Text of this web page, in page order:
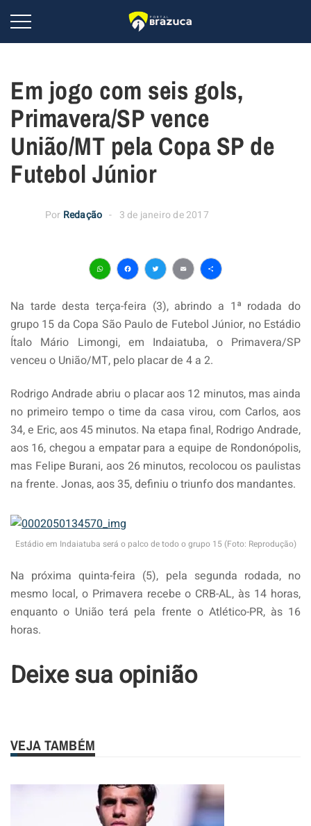
Em jogo com seis gols,
Primavera/SP vence
União/MT pela Copa SP de
Futebol Júnior
Por Redação 3 de janeiro de 2017
WhatsApp
Facebook
Twitter
EmailShare
Na tarde desta terça-feira (3), abrindo a 1ª rodada do
grupo 15 da Copa São Paulo de Futebol Júnior, no Estádio
Ítalo Mário Limongi, em Indaiatuba, o Primavera/SP
venceu o União/MT, pelo placar de 4 a 2.
Rodrigo Andrade abriu o placar aos 12 minutos, mas ainda
no primeiro tempo o time da casa virou, com Carlos, aos
34, e Eric, aos 45 minutos. Na etapa final, Rodrigo Andrade,
aos 16, chegou a empatar para a equipe de Rondonópolis,
mas Felipe Burani, aos 26 minutos, recolocou os paulistas
na frente. Jonas, aos 35, definiu o triunfo dos mandantes.
Estádio em Indaiatuba será o palco de todo o grupo 15 (Foto: Reprodução)
Na próxima quinta-feira (5), pela segunda rodada, no
mesmo local, o Primavera recebe o CRB-AL, às 14 horas,
enquanto o União terá pela frente o Atlético-PR, às 16
horas.
Deixe sua opinião
VEJA TAMBÉM